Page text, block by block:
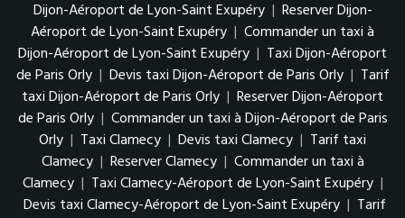
Dijon-Aéroport de Lyon-Saint Exupéry | Reserver Dijon-
Aéroport de Lyon-Saint Exupéry | Commander un taxi à
Dijon-Aéroport de Lyon-Saint Exupéry | Taxi Dijon-Aéroport
de Paris Orly | Devis taxi Dijon-Aéroport de Paris Orly | Tarif
taxi Dijon-Aéroport de Paris Orly | Reserver Dijon-Aéroport
de Paris Orly | Commander un taxi à Dijon-Aéroport de Paris
Orly | Taxi Clamecy | Devis taxi Clamecy | Tarif taxi
Clamecy | Reserver Clamecy | Commander un taxi à
Clamecy | Taxi Clamecy-Aéroport de Lyon-Saint Exupéry |
Devis taxi Clamecy-Aéroport de Lyon-Saint Exupéry | Tarif